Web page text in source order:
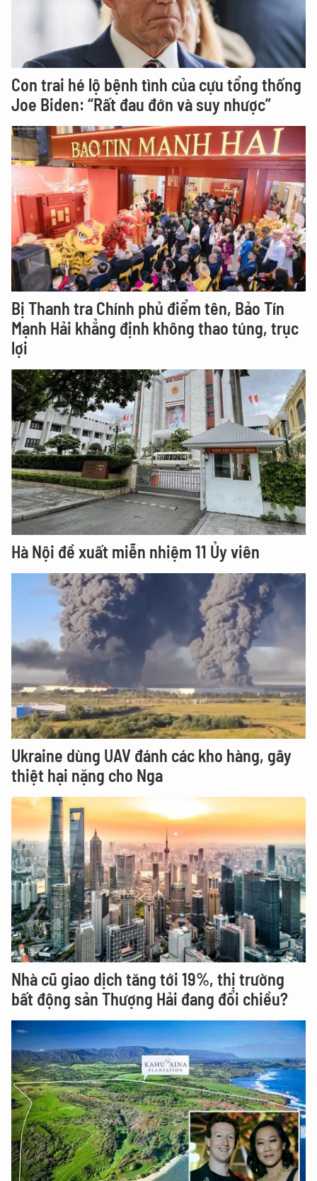
Con trai hé lộ bệnh tình của cựu tổng thống
Joe Biden: “Rất đau đớn và suy nhược”
Bị Thanh tra Chính phủ điểm tên, Bảo Tín
Mạnh Hải khẳng định không thao túng, trục
lợi
Hà Nội đề xuất miễn nhiệm 11 Ủy viên
Ukraine dùng UAV đánh các kho hàng, gây
thiệt hại nặng cho Nga
Nhà cũ giao dịch tăng tới 19%, thị trường
bất động sản Thượng Hải đang đổi chiều?